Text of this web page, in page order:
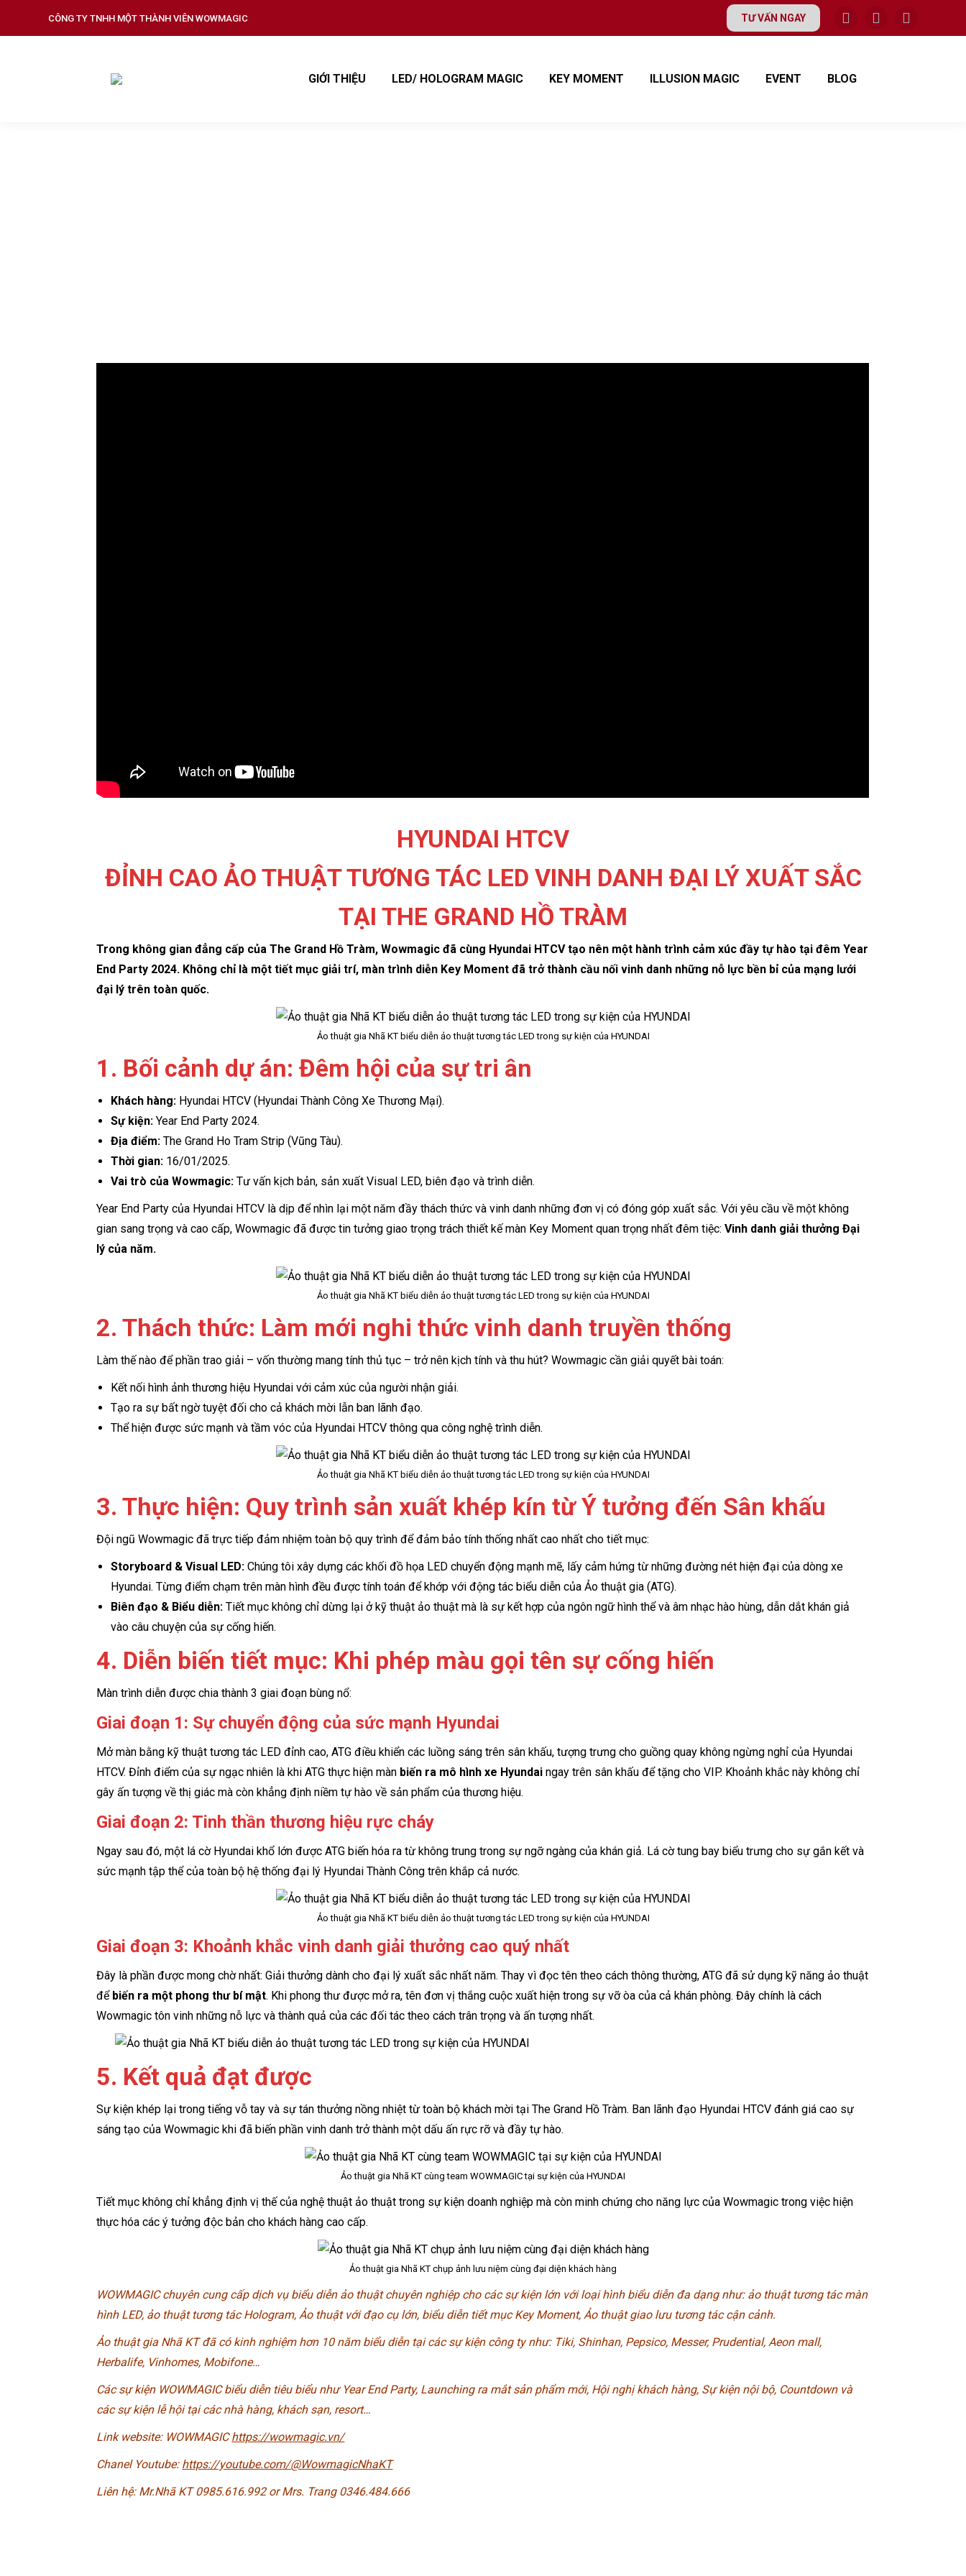
CÔNG TY TNHH MỘT THÀNH VIÊN WOWMAGIC TƯ VẤN NGAY
GIỚI THIỆU LED/ HOLOGRAM MAGIC KEY MOMENT ILLUSION MAGIC EVENT BLOG
HYUNDAI HTCV
ĐỈNH CAO ẢO THUẬT TƯƠNG TÁC LED VINH DANH ĐẠI LÝ XUẤT SẮC
TẠI THE GRAND HỒ TRÀM
Trong không gian đẳng cấp của The Grand Hồ Tràm, Wowmagic đã cùng Hyundai HTCV tạo nên một hành trình cảm xúc đầy tự hào tại đêm Year
End Party 2024. Không chỉ là một tiết mục giải trí, màn trình diễn Key Moment đã trở thành cầu nối vinh danh những nỗ lực bền bỉ của mạng lưới
đại lý trên toàn quốc.
Ảo thuật gia Nhã KT biểu diễn ảo thuật tương tác LED trong sự kiện của HYUNDAI
1. Bối cảnh dự án: Đêm hội của sự tri ân
Khách hàng: Hyundai HTCV (Hyundai Thành Công Xe Thương Mại).
Sự kiện: Year End Party 2024.
Địa điểm: The Grand Ho Tram Strip (Vũng Tàu).
Thời gian: 16/01/2025.
Vai trò của Wowmagic: Tư vấn kịch bản, sản xuất Visual LED, biên đạo và trình diễn.
Year End Party của Hyundai HTCV là dịp để nhìn lại một năm đầy thách thức và vinh danh những đơn vị có đóng góp xuất sắc. Với yêu cầu về một không
gian sang trọng và cao cấp, Wowmagic đã được tin tưởng giao trọng trách thiết kế màn Key Moment quan trọng nhất đêm tiệc:Vinh danh giải thưởng Đại
lý của năm.
Ảo thuật gia Nhã KT biểu diễn ảo thuật tương tác LED trong sự kiện của HYUNDAI
2. Thách thức: Làm mới nghi thức vinh danh truyền thống
Làm thế nào để phần trao giải – vốn thường mang tính thủ tục – trở nên kịch tính và thu hút? Wowmagic cần giải quyết bài toán:
Kết nối hình ảnh thương hiệu Hyundai với cảm xúc của người nhận giải.
Tạo ra sự bất ngờ tuyệt đối cho cả khách mời lẫn ban lãnh đạo.
Thể hiện được sức mạnh và tầm vóc của Hyundai HTCV thông qua công nghệ trình diễn.
Ảo thuật gia Nhã KT biểu diễn ảo thuật tương tác LED trong sự kiện của HYUNDAI
3. Thực hiện: Quy trình sản xuất khép kín từ Ý tưởng đến Sân khấu
Đội ngũ Wowmagic đã trực tiếp đảm nhiệm toàn bộ quy trình để đảm bảo tính thống nhất cao nhất cho tiết mục:
Storyboard & Visual LED: Chúng tôi xây dựng các khối đồ họa LED chuyển động mạnh mẽ, lấy cảm hứng từ những đường nét hiện đại của dòng xe
Hyundai. Từng điểm chạm trên màn hình đều được tính toán để khớp với động tác biểu diễn của Ảo thuật gia (ATG).
Biên đạo & Biểu diễn: Tiết mục không chỉ dừng lại ở kỹ thuật ảo thuật mà là sự kết hợp của ngôn ngữ hình thể và âm nhạc hào hùng, dẫn dắt khán giả
vào câu chuyện của sự cống hiến.
4. Diễn biến tiết mục: Khi phép màu gọi tên sự cống hiến
Màn trình diễn được chia thành 3 giai đoạn bùng nổ:
Giai đoạn 1: Sự chuyển động của sức mạnh Hyundai
Mở màn bằng kỹ thuật tương tác LED đỉnh cao, ATG điều khiển các luồng sáng trên sân khấu, tượng trưng cho guồng quay không ngừng nghỉ của Hyundai
HTCV. Đỉnh điểm của sự ngạc nhiên là khi ATG thực hiện màn biến ra mô hình xe Hyundai ngay trên sân khấu để tặng cho VIP. Khoảnh khắc này không chỉ
gây ấn tượng về thị giác mà còn khẳng định niềm tự hào về sản phẩm của thương hiệu.
Giai đoạn 2: Tinh thần thương hiệu rực cháy
Ngay sau đó, một lá cờ Hyundai khổ lớn được ATG biến hóa ra từ không trung trong sự ngỡ ngàng của khán giả. Lá cờ tung bay biểu trưng cho sự gắn kết và
sức mạnh tập thể của toàn bộ hệ thống đại lý Hyundai Thành Công trên khắp cả nước.
Ảo thuật gia Nhã KT biểu diễn ảo thuật tương tác LED trong sự kiện của HYUNDAI
Giai đoạn 3: Khoảnh khắc vinh danh giải thưởng cao quý nhất
Đây là phần được mong chờ nhất: Giải thưởng dành cho đại lý xuất sắc nhất năm. Thay vì đọc tên theo cách thông thường, ATG đã sử dụng kỹ năng ảo thuật
để biến ra một phong thư bí mật. Khi phong thư được mở ra, tên đơn vị thắng cuộc xuất hiện trong sự vỡ òa của cả khán phòng. Đây chính là cách
Wowmagic tôn vinh những nỗ lực và thành quả của các đối tác theo cách trân trọng và ấn tượng nhất.
5. Kết quả đạt được
Sự kiện khép lại trong tiếng vỗ tay và sự tán thưởng nồng nhiệt từ toàn bộ khách mời tại The Grand Hồ Tràm. Ban lãnh đạo Hyundai HTCV đánh giá cao sự
sáng tạo của Wowmagic khi đã biến phần vinh danh trở thành một dấu ấn rực rỡ và đầy tự hào.
Ảo thuật gia Nhã KT cùng team WOWMAGIC tại sự kiện của HYUNDAI
Tiết mục không chỉ khẳng định vị thế của nghệ thuật ảo thuật trong sự kiện doanh nghiệp mà còn minh chứng cho năng lực của Wowmagic trong việc hiện
thực hóa các ý tưởng độc bản cho khách hàng cao cấp.
Ảo thuật gia Nhã KT chụp ảnh lưu niệm cùng đại diện khách hàng
WOWMAGIC chuyên cung cấp dịch vụ biểu diễn ảo thuật chuyên nghiệp cho các sự kiện lớn với loại hình biểu diễn đa dạng như: ảo thuật tương tác màn
hình LED, ảo thuật tương tác Hologram, Ảo thuật với đạo cụ lớn, biểu diễn tiết mục Key Moment, Ảo thuật giao lưu tương tác cận cảnh.
Ảo thuật gia Nhã KT đã có kinh nghiệm hơn 10 năm biểu diễn tại các sự kiện công ty như: Tiki, Shinhan, Pepsico, Messer, Prudential, Aeon mall,
Herbalife, Vinhomes, Mobifone…
Các sự kiện WOWMAGIC biểu diễn tiêu biểu như Year End Party, Launching ra mắt sản phẩm mới, Hội nghị khách hàng, Sự kiện nội bộ, Countdown và
các sự kiện lễ hội tại các nhà hàng, khách sạn, resort…
Link website: WOWMAGIChttps://wowmagic.vn/
Chanel Youtube: https://youtube.com/@WowmagicNhaKT
Liên hệ: Mr.Nhã KT 0985.616.992 or Mrs. Trang 0346.484.666